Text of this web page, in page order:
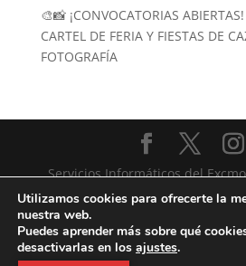
🎨📸 ¡CONVOCATORIAS
CARTEL DE FERIA Y FIESTAS DE
FOTOGRAFÍA
Servicios Informáticos del
Cazorla
Utilizamos cookies para ofrecerte la
nuestra web.
Puedes aprender más sobre qué
desactivarlas en los ajustes.